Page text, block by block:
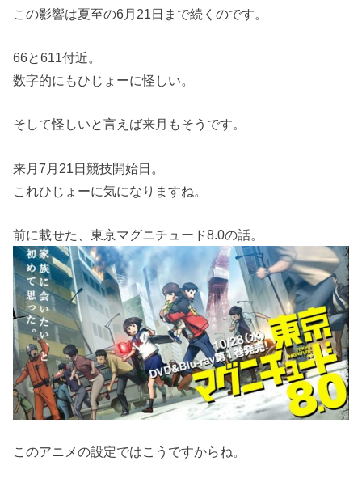
この影響は夏至の6月21日まで続くのです。
66と611付近。
数字的にもひじょーに怪しい。
そして怪しいと言えば来月もそうです。
来月7月21日競技開始日。
これひじょーに気になりますね。
前に載せた、東京マグニチュード8.0の話。
このアニメの設定ではこうですからね。